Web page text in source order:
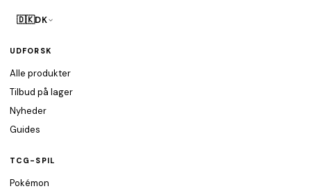
🇩🇰DK
UDFORSK
Alle produkter
Tilbud på lager
Nyheder
Guides
TCG-SPIL
Pokémon